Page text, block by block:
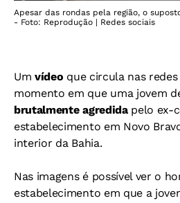
Apesar das rondas pela região, o
- Foto: Reprodução | Redes sociais
Umvídeo que circula nas
momento em que uma jovem
brutalmente agredidapelo ex-
estabelecimento em Novo
interior da Bahia.
Nas imagens é possível ver o
estabelecimento em que a